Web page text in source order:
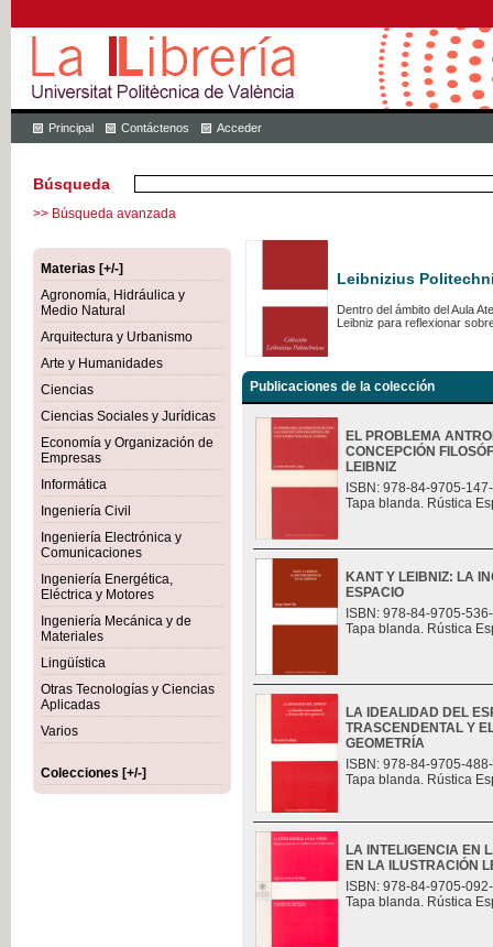
Principal Contáctenos Acceder
Búsqueda
>> Búsqueda avanzada
Materias [+/-]
Agronomía, Hidráulica y
Medio Natural
Arquitectura y Urbanismo
Arte y Humanidades
Ciencias
Ciencias Sociales y Jurídicas
Economía y Organización de
Empresas
Informática
Ingeniería Civil
Ingeniería Electrónica y
Comunicaciones
Ingeniería Energética,
Eléctrica y Motores
Ingeniería Mecánica y de
Materiales
Lingüística
Otras Tecnologías y Ciencias
Aplicadas
Varios
Colecciones [+/-]
Leibnizius
Dentro del ámbito del Aula
Leibniz para reflexionar
Publicaciones de la colección
EL PROBLEMA
CONCEPCIÓN
LEIBNIZ
ISBN: 978-84-9705-
Tapa blanda. Rústica
KANT Y LEIBNIZ: LA
ESPACIO
ISBN: 978-84-9705-
Tapa blanda. Rústica
LA IDEALIDAD DEL
TRASCENDENTAL Y
GEOMETRÍA
ISBN: 978-84-9705-
Tapa blanda. Rústica
LA INTELIGENCIA EN
EN LA ILUSTRACIÓN
ISBN: 978-84-9705-
Tapa blanda. Rústica